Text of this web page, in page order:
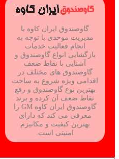
گاوصندوق ایران کاوه با
مدیریت موحدی با توجه به
انجام فعالیت خدمات
بازگشایی انواع گاوصندوق و
آشنایی با نقاط ضعف
گاوصندوق های مختلف در
اقدامی ویژه شروع به ساخت
بهترین نوع گاوصندوق و رفع
نقاط ضعف آن کرده و برند
گاوصندوق ایران کاوه GM را
معرفی می کند که دارای
بهترین کیفیت و مکانیزم
امنیتی است.